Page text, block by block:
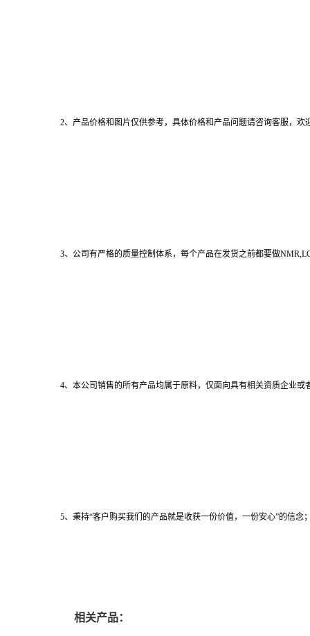
2、产品价格和图片仅供参考，具体价格和产品问题请咨询客服，欢
3、公司有严格的质量控制体系，每个产品在发货之前都要做
4、本公司销售的所有产品均属于原料，仅面向具有相关资质企业
5、秉持“客户购买我们的产品就是收获一份价值，一份安心”的信念
相关产品：